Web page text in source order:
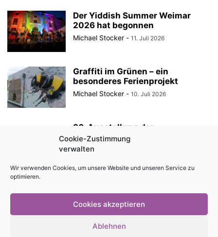
Cookie-Zustimmung
verwalten
Wir verwenden Cookies, um unsere Website und unseren Service zu
optimieren.
Cookies akzeptieren
Ablehnen
Der Yiddish Summer Weimar
2026 hat begonnen
Michael Stocker - 11. Juli 2026
Graffiti im Grünen – ein
besonderes Ferienprojekt
Michael Stocker - 10. Juli 2026
30. Ausstellung der
StadtRaumBoxen am
KulturQuartier Schauspielhaus
Sommertheater im Innenhof des
Angermuseums Erfurt
Michael Stocker - 6. Juli 2026